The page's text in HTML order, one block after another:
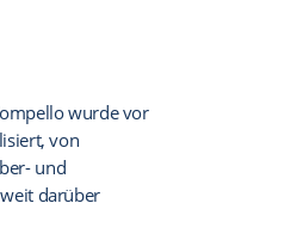
wurde vor
von
und
darüber